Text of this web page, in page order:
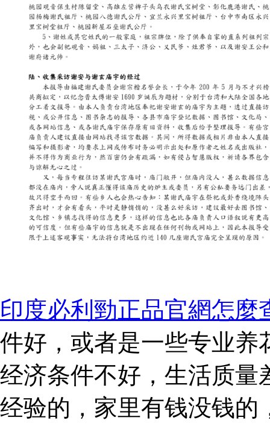
印度必利勁正品官網怎麼
件好，或者是一些专业养
经济条件不好，生活质量
经验的，家里有钱没钱的